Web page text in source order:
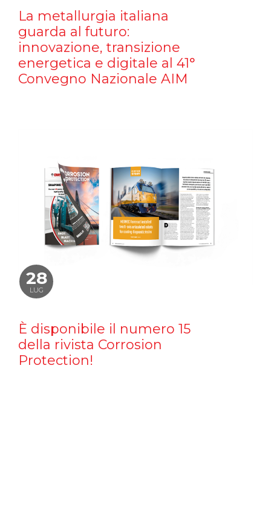
La metallurgia italiana
guarda al futuro:
innovazione, transizione
energetica e digitale al 41°
Convegno Nazionale AIM
28
LUG
È disponibile il numero 15
della rivista Corrosion
Protection!